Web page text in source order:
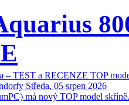
– TEST a RECENZE TOP
Středa, 05 srpen 2026
má nový TOP model